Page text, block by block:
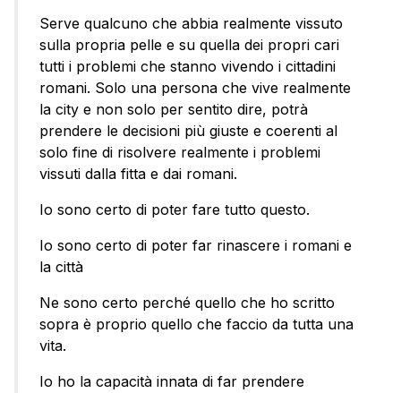
Serve qualcuno che abbia realmente vissuto
sulla propria pelle e su quella dei propri cari
tutti i problemi che stanno vivendo i cittadini
romani. Solo una persona che vive realmente
la city e non solo per sentito dire, potrà
prendere le decisioni più giuste e coerenti al
solo fine di risolvere realmente i problemi
vissuti dalla fitta e dai romani.
Io sono certo di poter fare tutto questo.
Io sono certo di poter far rinascere i romani e
la città
Ne sono certo perché quello che ho scritto
sopra è proprio quello che faccio da tutta una
vita.
Io ho la capacità innata di far prendere